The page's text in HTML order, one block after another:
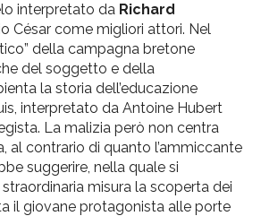
interpretato da Richard
César come migliori attori. Nel
della campagna bretone
del soggetto e della
la storia dell’educazione
interpretato da Antoine Hubert
La malizia però non centra
al contrario di quanto l’ammiccante
suggerire, nella quale si
misura la scoperta dei
il giovane protagonista alle porte